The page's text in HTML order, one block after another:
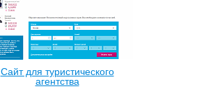
Сайт для туристического
агентства